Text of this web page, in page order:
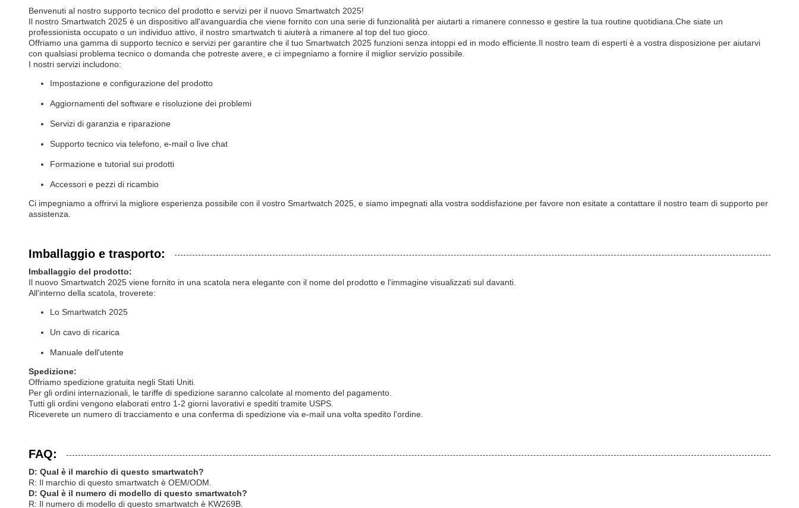
Benvenuti al nostro supporto tecnico del prodotto e servizi per il nuovo Smartwatch 2025!
Il nostro Smartwatch 2025 è un dispositivo all'avanguardia che viene fornito con una serie di funzionalità per aiutarti a rimanere connesso e gestire la tua routine quotidiana.Che siate un
professionista occupato o un individuo attivo, il nostro smartwatch ti aiuterà a rimanere al top del tuo gioco.
Offriamo una gamma di supporto tecnico e servizi per garantire che il tuo Smartwatch 2025 funzioni senza intoppi ed in modo efficiente.Il nostro team di esperti è a vostra disposizione per aiutarvi
con qualsiasi problema tecnico o domanda che potreste avere, e ci impegniamo a fornire il miglior servizio possibile.
I nostri servizi includono:
Impostazione e configurazione del prodotto
Aggiornamenti del software e risoluzione dei problemi
Servizi di garanzia e riparazione
Supporto tecnico via telefono, e-mail o live chat
Formazione e tutorial sui prodotti
Accessori e pezzi di ricambio
Ci impegniamo a offrirvi la migliore esperienza possibile con il vostro Smartwatch 2025, e siamo impegnati alla vostra soddisfazione.per favore non esitate a contattare il nostro team di supporto per
assistenza.
Imballaggio e trasporto:
Imballaggio del prodotto:
Il nuovo Smartwatch 2025 viene fornito in una scatola nera elegante con il nome del prodotto e l'immagine visualizzati sul davanti.
All'interno della scatola, troverete:
Lo Smartwatch 2025
Un cavo di ricarica
Manuale dell'utente
Spedizione:
Offriamo spedizione gratuita negli Stati Uniti.
Per gli ordini internazionali, le tariffe di spedizione saranno calcolate al momento del pagamento.
Tutti gli ordini vengono elaborati entro 1-2 giorni lavorativi e spediti tramite USPS.
Riceverete un numero di tracciamento e una conferma di spedizione via e-mail una volta spedito l'ordine.
FAQ:
D: Qual è il marchio di questo smartwatch?
R: Il marchio di questo smartwatch è OEM/ODM.
D: Qual è il numero di modello di questo smartwatch?
R: Il numero di modello di questo smartwatch è KW269B.